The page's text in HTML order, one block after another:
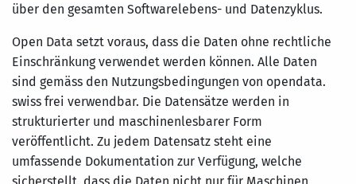
über den gesamten Softwarelebens- und Datenzyklus.
Open Data setzt voraus, dass die Daten ohne rechtliche
Einschränkung verwendet werden können. Alle Daten
sind gemäss den Nutzungsbedingungen von opendata.
swiss frei verwendbar. Die Datensätze werden in
strukturierter und maschinenlesbarer Form
veröffentlicht. Zu jedem Datensatz steht eine
umfassende Dokumentation zur Verfügung, welche